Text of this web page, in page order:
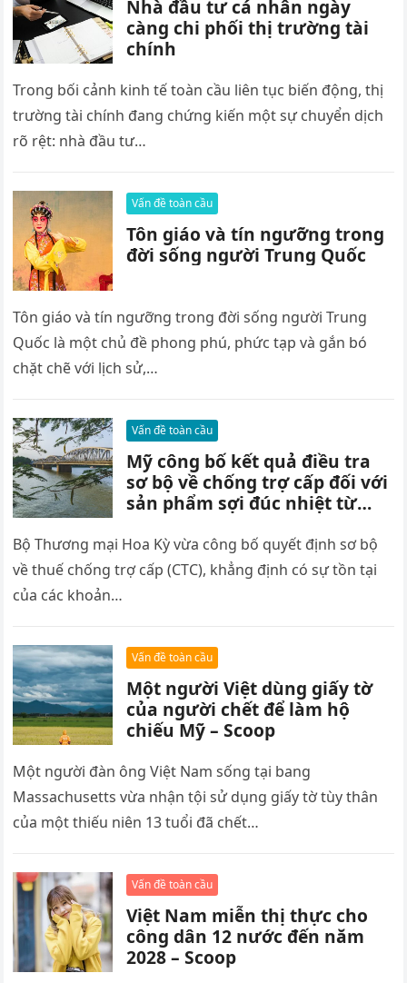
Nhà đầu tư cá nhân ngày
càng chi phối thị trường tài
chính
Trong bối cảnh kinh tế toàn cầu liên tục biến động, thị
trường tài chính đang chứng kiến một sự chuyển dịch
rõ rệt: nhà đầu tư…
Vấn đề toàn cầu
Tôn giáo và tín ngưỡng trong
đời sống người Trung Quốc
Tôn giáo và tín ngưỡng trong đời sống người Trung
Quốc là một chủ đề phong phú, phức tạp và gắn bó
chặt chẽ với lịch sử,…
Vấn đề toàn cầu
Mỹ công bố kết quả điều tra
sơ bộ về chống trợ cấp đối với
sản phẩm sợi đúc nhiệt từ
Bộ Thương mại Hoa Kỳ vừa công bố quyết định sơ bộ
về thuế chống trợ cấp (CTC), khẳng định có sự tồn tại
của các khoản…
Vấn đề toàn cầu
Một người Việt dùng giấy tờ
của người chết để làm hộ
chiếu Mỹ – Scoop
Một người đàn ông Việt Nam sống tại bang
Massachusetts vừa nhận tội sử dụng giấy tờ tùy thân
của một thiếu niên 13 tuổi đã chết…
Vấn đề toàn cầu
Việt Nam miễn thị thực cho
công dân 12 nước đến năm
2028 – Scoop